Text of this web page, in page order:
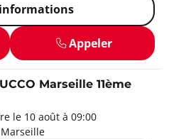
Appeler
Marseille 11ème
le 10 août à 09:00